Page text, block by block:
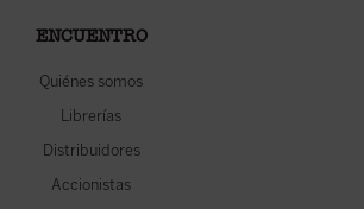
ENCUENTRO
Quiénes somos
Librerías
Distribuidores
Accionistas